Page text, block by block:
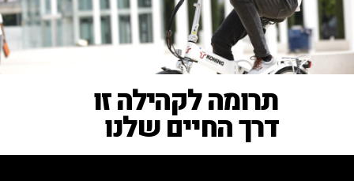
תרומה לקהילה זו
דרך החיים שלנו